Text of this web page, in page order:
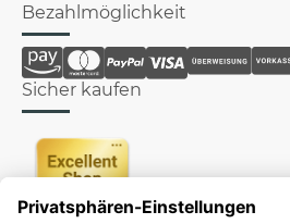
Bezahlmöglichkeit
Sicher kaufen